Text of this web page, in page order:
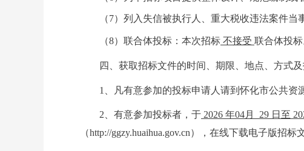
（7）列入失信被执行人、重大税收违法案件当
（8）联合体投标：本次招标 不接受 联合体投标
四、获取招标文件的时间、期限、地点、方式
1 、凡有意参加的投标申请人请到怀化市公共资
2 、有意参加投标者，于 2026 年04月 29 日至
（http://ggzy.huaihua.gov.cn），在线下载电子版招